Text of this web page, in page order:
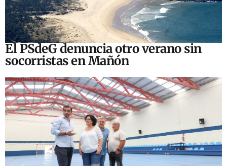
El PSdeG denuncia otro verano sin
socorristas en Mañón